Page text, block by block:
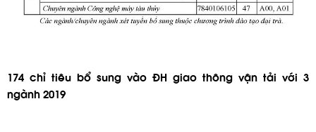
174 chỉ tiêu bổ sung vào ĐH giao thông vận tải với 3
ngành 2019